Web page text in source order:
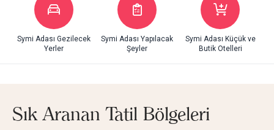
Symi Adası Gezilecek
Yerler
Symi Adası Yapılacak
Şeyler
Symi Adası Küçük ve
Butik Otelleri
Sık Aranan Tatil Bölgeleri